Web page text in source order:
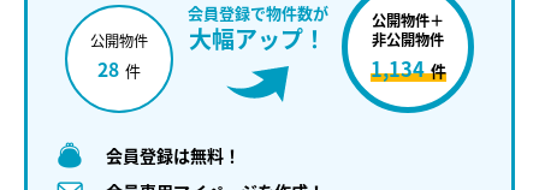
会員登録で物件数が
大幅アップ！
公開物件
28 件
公開物件＋
非公開物件
1,134 件
会員登録は無料！